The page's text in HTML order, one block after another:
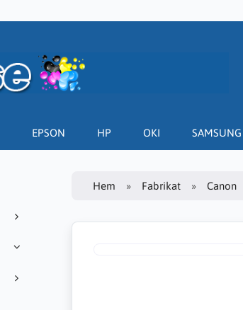
EPSON HP OKI SAMSUNG
Hem Fabrikat Canon